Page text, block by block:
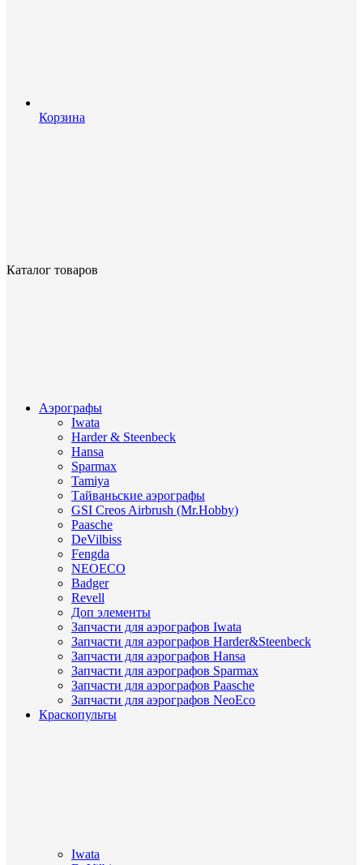
Корзина
Каталог товаров
Аэрографы
Iwata
Harder & Steenbeck
Hansa
Sparmax
Tamiya
Тайваньские аэрографы
GSI Creos Airbrush (Mr.Hobby)
Paasche
DeVilbiss
Fengda
NEOECO
Badger
Revell
Доп элементы
Запчасти для аэрографов Iwata
Запчасти для аэрографов Harder&Steenbeck
Запчасти для аэрографов Hansa
Запчасти для аэрографов Sparmax
Запчасти для аэрографов Paasche
Запчасти для аэрографов NeoEco
Краскопульты
Iwata